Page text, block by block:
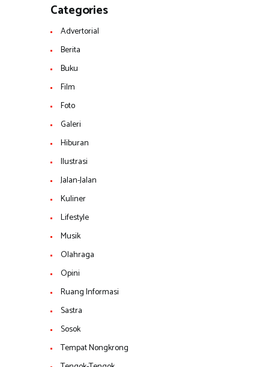
Categories
Advertorial
Berita
Buku
Film
Foto
Galeri
Hiburan
Ilustrasi
Jalan-Jalan
Kuliner
Lifestyle
Musik
Olahraga
Opini
Ruang Informasi
Sastra
Sosok
Tempat Nongkrong